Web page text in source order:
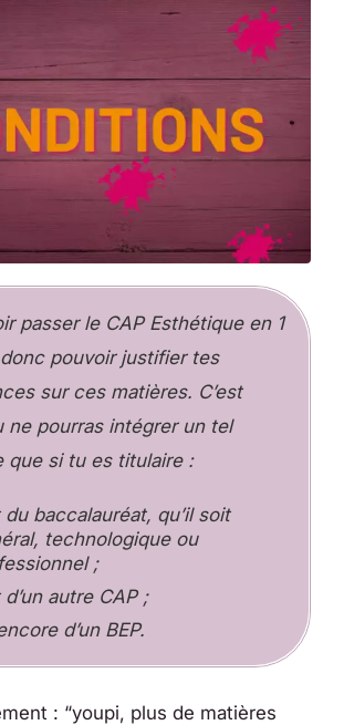
passer le CAP Esthétique en 1
pouvoir justifier tes
sur ces matières. C’est
ne pourras intégrer un tel
que si tu es titulaire :
du baccalauréat, qu’il soit
technologique ou
;
autre CAP ;
d’un BEP.
: “youpi, plus de matières